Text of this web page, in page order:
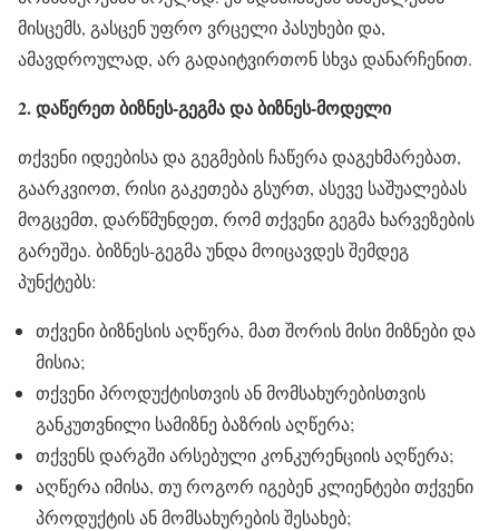
მისცემს, გასცენ უფრო ვრცელი პასუხები და,
ამავდროულად, არ გადაიტვირთონ სხვა დანარჩენით.
2. დაწერეთ ბიზნეს-გეგმა და ბიზნეს-მოდელი
თქვენი იდეებისა და გეგმების ჩაწერა დაგეხმარებათ,
გაარკვიოთ, რისი გაკეთება გსურთ, ასევე საშუალებას
მოგცემთ, დარწმუნდეთ, რომ თქვენი გეგმა ხარვეზების
გარეშეა. ბიზნეს-გეგმა უნდა მოიცავდეს შემდეგ
პუნქტებს:
თქვენი ბიზნესის აღწერა, მათ შორის მისი მიზნები და
მისია;
თქვენი პროდუქტისთვის ან მომსახურებისთვის
განკუთვნილი სამიზნე ბაზრის აღწერა;
თქვენს დარგში არსებული კონკურენციის აღწერა;
აღწერა იმისა, თუ როგორ იგებენ კლიენტები თქვენი
პროდუქტის ან მომსახურების შესახებ;